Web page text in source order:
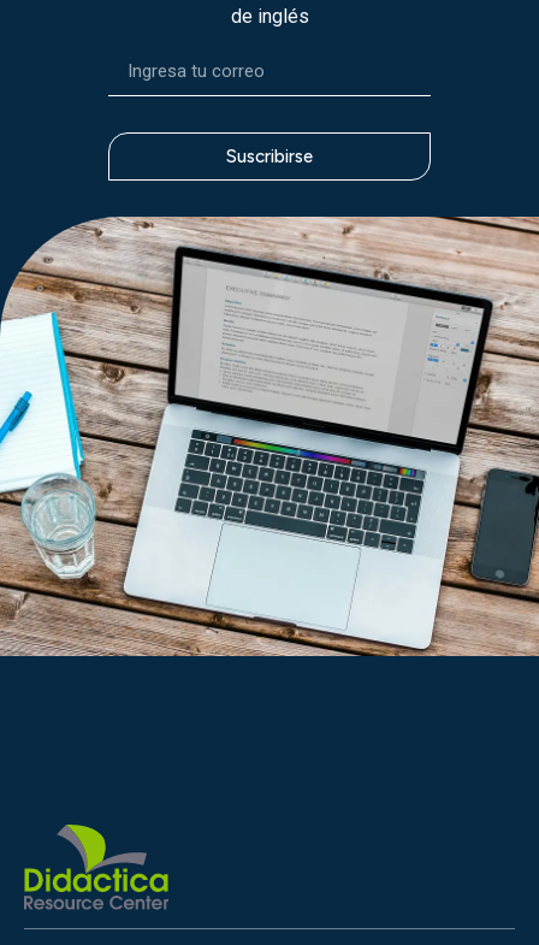
de inglés
Suscribirse